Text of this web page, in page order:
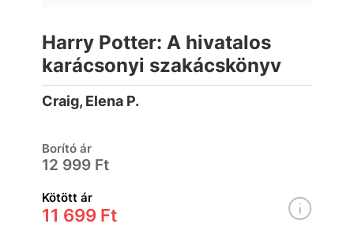
Harry Potter: A hivatalos
karácsonyi szakácskönyv
Craig, Elena P.
Borító ár
12 999 Ft
Kötött ár
11 699 Ft